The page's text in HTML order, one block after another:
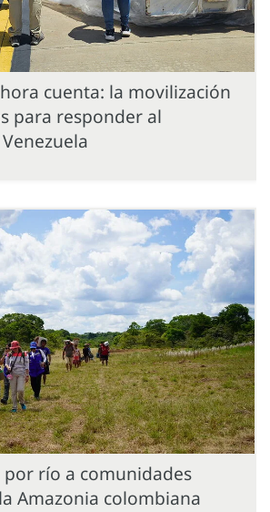
cuenta: la movilización
para responder al
por río a comunidades
Amazonia colombiana